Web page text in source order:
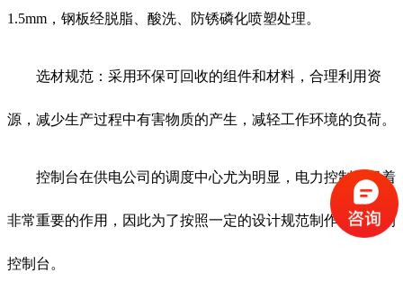
1.5mm，钢板经脱脂、酸洗、防锈磷化喷塑处理。
选材规范：采用环保可回收的组件和材料，合理利用资
源，减少生产过程中有害物质的产生，减轻工作环境的负荷。
控制台在供电公司的调度中心尤为明显，电力控制台起着
非常重要的作用，因此为了按照一定的设计规范制作高质量的
控制台。